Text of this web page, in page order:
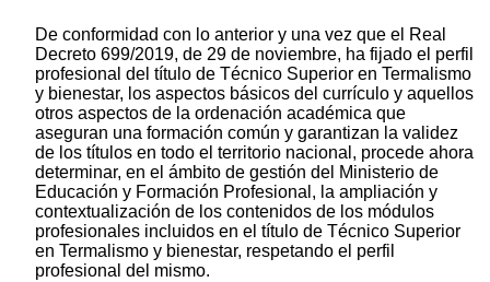
De conformidad con lo anterior y una vez que el Real
Decreto 699/2019, de 29 de noviembre, ha fijado el perfil
profesional del título de Técnico Superior en Termalismo
y bienestar, los aspectos básicos del currículo y aquellos
otros aspectos de la ordenación académica que
aseguran una formación común y garantizan la validez
de los títulos en todo el territorio nacional, procede ahora
determinar, en el ámbito de gestión del Ministerio de
Educación y Formación Profesional, la ampliación y
contextualización de los contenidos de los módulos
profesionales incluidos en el título de Técnico Superior
en Termalismo y bienestar, respetando el perfil
profesional del mismo.